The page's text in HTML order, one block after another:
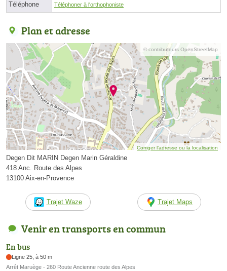
Téléphone Téléphoner à l'orthophoniste
Plan et adresse
© contributeurs OpenStreetMap
Corriger l’adresse ou la localisation
Degen Dit MARIN Degen Marin Géraldine
418 Anc. Route des Alpes
13100 Aix-en-Provence
Trajet Waze Trajet Maps
Venir en transports en commun
En bus
Ligne 25, à 50 m
Arrêt Maruège - 260 Route Ancienne route des Alpes